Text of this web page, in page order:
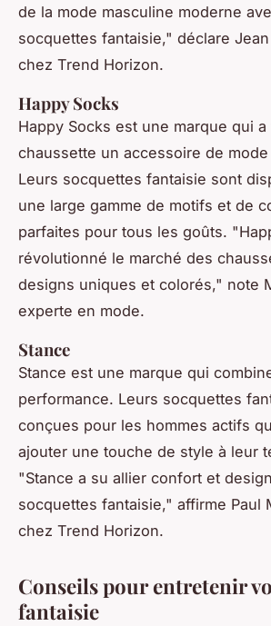
de la mode masculine moderne
socquettes fantaisie," déclare
chez Trend Horizon.
Happy Socks
Happy Socks est une marque qui a
chaussette un accessoire de
Leurs socquettes fantaisie sont
une large gamme de motifs et de
parfaites pour tous les goûts.
révolutionné le marché des
designs uniques et colorés," note
experte en mode.
Stance
Stance est une marque qui
performance. Leurs socquettes
conçues pour les hommes actifs
ajouter une touche de style à leur
"Stance a su allier confort et
socquettes fantaisie," affirme Paul
chez Trend Horizon.
Conseils pour entretenir
fantaisie